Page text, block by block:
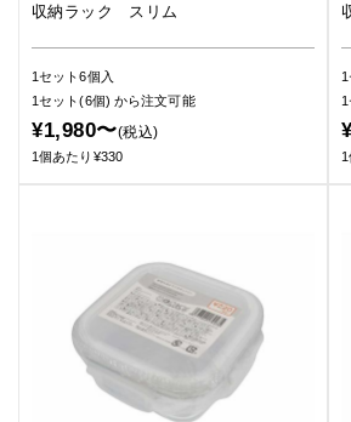
収納ラック スリム
1セット6個入
1セット(6個) から注文可能
¥1,980〜(税込)
1個あたり¥330